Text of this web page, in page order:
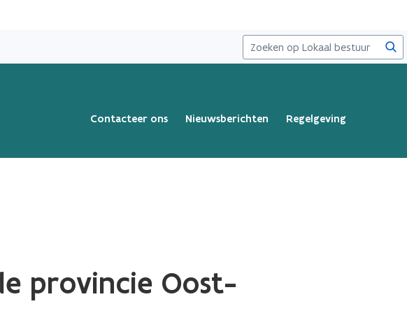
Contacteer ons Nieuwsberichten
Regelgeving
provincie Oost-